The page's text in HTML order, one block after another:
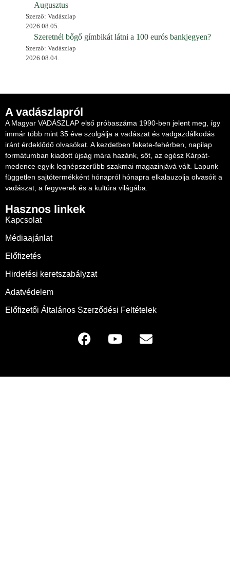
Augusztus
Szerző: Vadászlap
2026.08.05.
Szeretnél bőgő gímbikát látni a 100 eurós bankjegyen?
Szerző: Vadászlap
2026.08.04.
A vadászlapról
A Magyar VADÁSZLAP első próbaszáma 1990-ben jelent meg, így
immár több mint 35 éve szolgálja a vadászat és vadgazdálkodás
iránt érdeklődő olvasókat. A kezdetben fekete-fehérben, napilap
formátumban kiadott újság mára hazánk, sőt, az egész Kárpát-
medence egyik legnépszerűbb szakmai magazinjává vált. Lapunk
független sajtótermékként hónapról hónapra elkalauzolja olvasóit a
vadászat, a fegyverek és a kultúra világába.
Hasznos linkek
Kapcsolat
Médiaajánlat
Előfizetés
Hirdetési keretszabályzat
Adatvédelem
Előfizetői Általános Szerződési Feltételek